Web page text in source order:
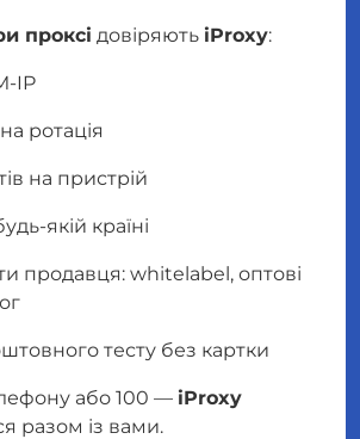
проксі довіряють iProxy:
IP
ротація
на пристрій
якій країні
продавця: whitelabel, оптові
тесту без картки
або 100 — iProxy
разом із вами.